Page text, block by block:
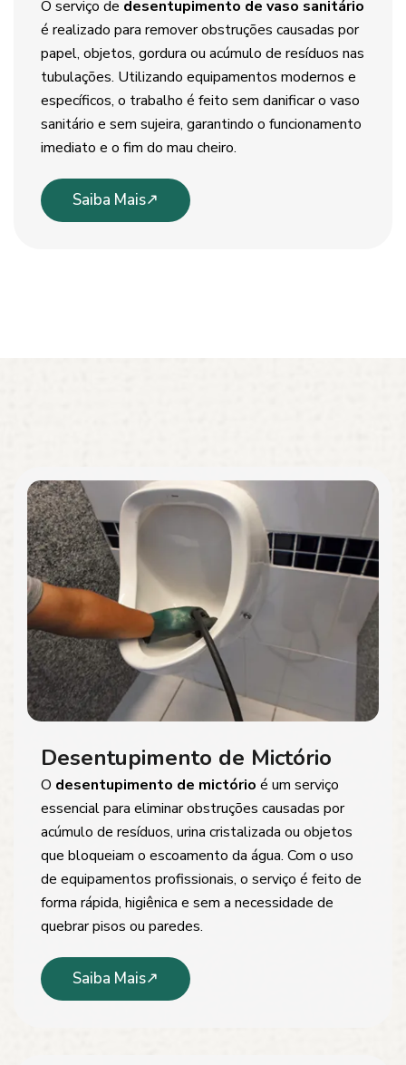
O serviço de desentupimento de vaso sanitário
é realizado para remover obstruções causadas por
papel, objetos, gordura ou acúmulo de resíduos nas
tubulações. Utilizando equipamentos modernos e
específicos, o trabalho é feito sem danificar o vaso
sanitário e sem sujeira, garantindo o funcionamento
imediato e o fim do mau cheiro.
Saiba Mais
Desentupimento de Mictório
O desentupimento de mictório é um serviço
essencial para eliminar obstruções causadas por
acúmulo de resíduos, urina cristalizada ou objetos
que bloqueiam o escoamento da água. Com o uso
de equipamentos profissionais, o serviço é feito de
forma rápida, higiênica e sem a necessidade de
quebrar pisos ou paredes.
Saiba Mais